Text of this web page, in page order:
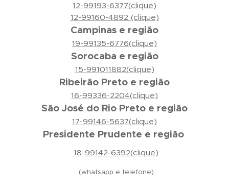
12-99193-6377(clique)
12-99160-4892 (clique)
Campinas e região
19-99135-6776(clique)
Sorocaba e região
15-991011882(clique)
Ribeirão Preto e região
16-99336-2204(clique)
São José do Rio Preto e região
17-99146-5637(clique)
Presidente Prudente e região
18-99142-6392(clique)
(whatsapp e telefone)